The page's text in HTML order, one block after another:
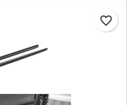
favorite_border